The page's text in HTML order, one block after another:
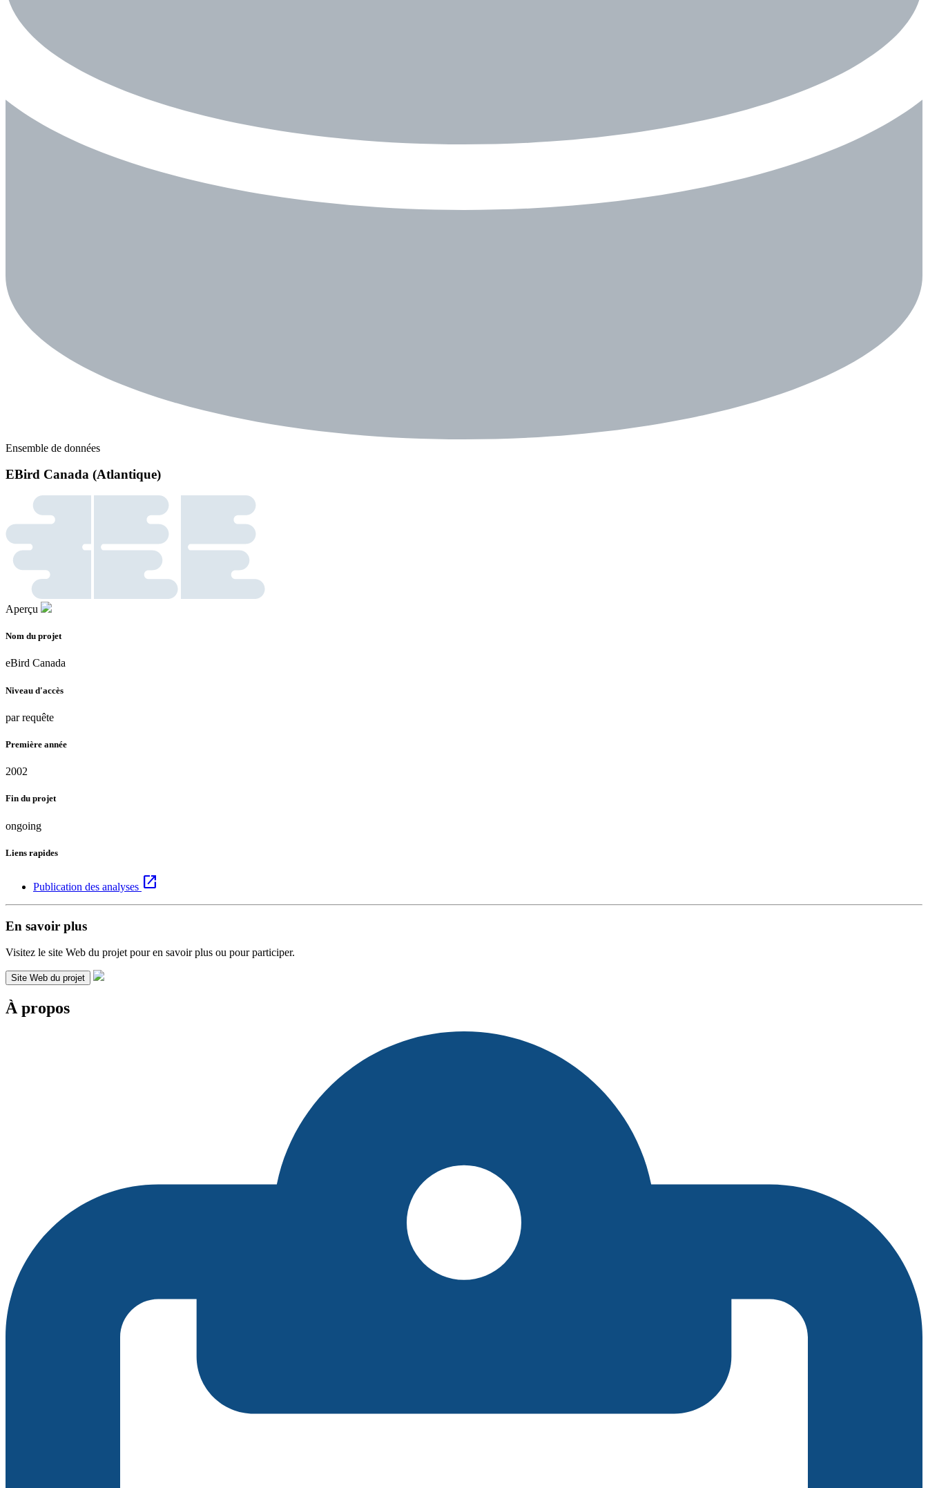
Ensemble de données
EBird Canada (Atlantique)
Aperçu
Nom du projet
eBird Canada
Niveau d'accès
par requête
Première année
2002
Fin du projet
ongoing
Liens rapides
Publication des analyses open_in_new
En savoir plus
Visitez le site Web du projet pour en savoir plus ou pour participer.
Site Web du projet
À propos